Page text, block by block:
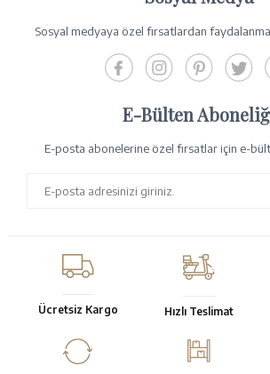
Sosyal medyaya özel fırsatlardan
E-Bülten
E-posta abonelerine özel fırsatlar için e-
Ücretsiz Kargo Hızlı Teslimat